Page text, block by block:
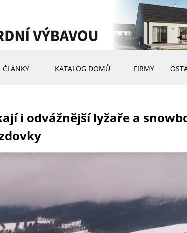
ČLÁNKY KATALOG DOMŮ FIRMY
i odvážnější lyžaře a